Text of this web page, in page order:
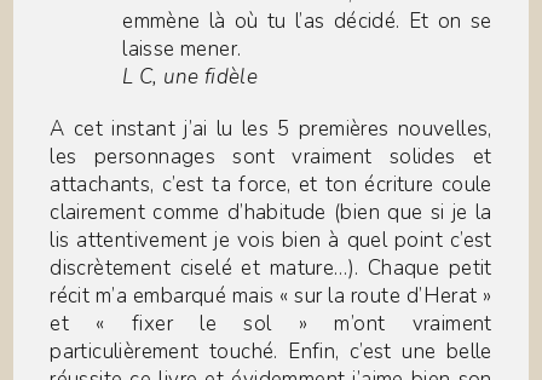
emmène là où tu l’as décidé. Et on se
laisse mener.
L C, une fidèle
A cet instant j’ai lu les 5 premières nouvelles,
les personnages sont vraiment solides et
attachants, c’est ta force, et ton écriture coule
clairement comme d’habitude (bien que si je la
lis attentivement je vois bien à quel point c’est
discrètement ciselé et mature…). Chaque petit
récit m’a embarqué mais « sur la route d’Herat »
et « fixer le sol » m’ont vraiment
particulièrement touché. Enfin, c’est une belle